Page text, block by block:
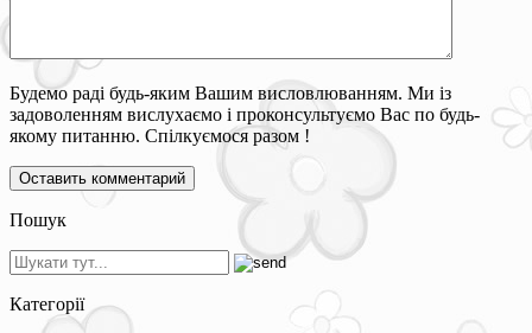
Будемо раді будь-яким Вашим висловлюванням. Ми із
задоволенням вислухаємо і проконсультуємо Вас по будь-
якому питанню. Спілкуємося разом !
Пошук
Категорії